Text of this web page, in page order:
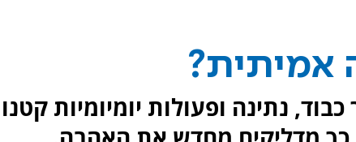
אמיתית?
נתינה ופעולות יומיומיות